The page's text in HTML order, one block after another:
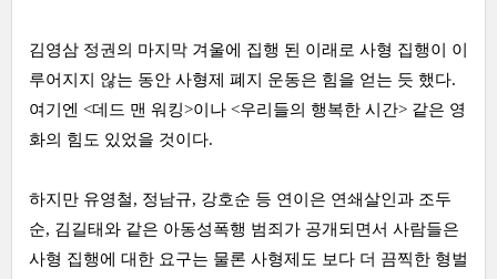
김영삼 정권의 마지막 겨울에 집행 된 이래로 사형 집행이 이
루어지지 않는 동안 사형제 폐지 운동은 힘을 얻는 듯 했다.
여기엔 <데드 맨 워킹>이나 <우리들의 행복한 시간> 같은 영
화의 힘도 있었을 것이다.
하지만 유영철, 정남규, 강호순 등 연이은 연쇄살인과 조두
순, 김길태와 같은 아동성폭행 범죄가 공개되면서 사람들은
사형 집행에 대한 요구는 물론 사형제도 보다 더 끔찍한 형벌